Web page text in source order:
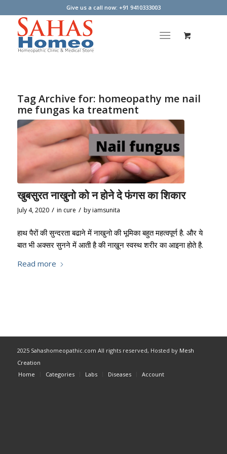
Give us a call now: +91 9410333003
Tag Archive for: homeopathy me nail
me fungas ka treatment
खुबसुरत नाखुनो को न होने दे फंगस का शिकार
July 4, 2020 / in cure / byiamsunita
हाथ पैरों की सुन्दरता बढाने में नाखुनो की भूमिका बहुत महत्वपूर्ण है. और ये
बात भी अक्सर सुनने में आती है की नाख़ून स्वस्थ शरीर का आइना होते है.
Read more
2025 Sahashomeopathic.com All rights reserved, Hosted by Mesh
Creation
Home
Categories Labs Diseases Account